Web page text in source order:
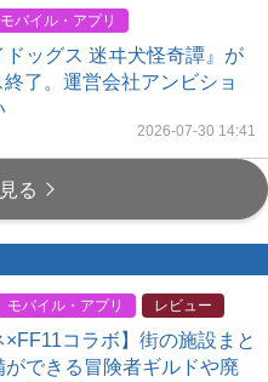
モバイル・アプリ
ドッグス 迷ヰ犬怪奇譚』が
了。運営会社アンビショ
2026-07-30 14:41
る
モバイル・アプリ レビュー
×FF11コラボ】街の施設まと
できる冒険者ギルドや廃